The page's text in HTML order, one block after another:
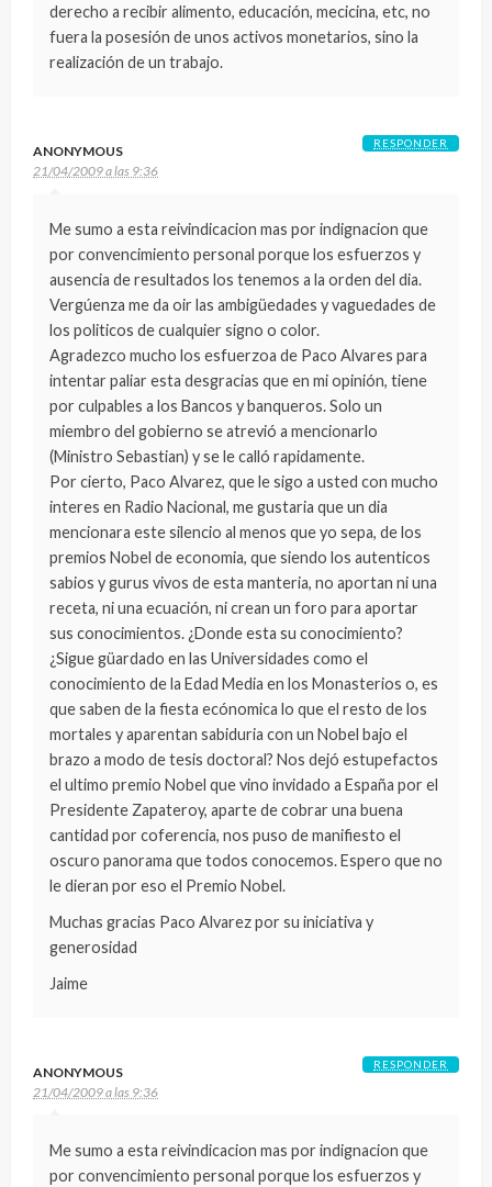
derecho a recibir alimento, educación, mecicina, etc, no
fuera la posesión de unos activos monetarios, sino la
realización de un trabajo.
ANONYMOUS
21/04/2009 a las 9:36
Me sumo a esta reivindicacion mas por indignacion que
por convencimiento personal porque los esfuerzos y
ausencia de resultados los tenemos a la orden del dia.
Vergúenza me da oir las ambigüedades y vaguedades de
los politicos de cualquier signo o color.
Agradezco mucho los esfuerzoa de Paco Alvares para
intentar paliar esta desgracias que en mi opinión, tiene
por culpables a los Bancos y banqueros. Solo un
miembro del gobierno se atrevió a mencionarlo
(Ministro Sebastian) y se le calló rapidamente.
Por cierto, Paco Alvarez, que le sigo a usted con mucho
interes en Radio Nacional, me gustaria que un dia
mencionara este silencio al menos que yo sepa, de los
premios Nobel de economia, que siendo los autenticos
sabios y gurus vivos de esta manteria, no aportan ni una
receta, ni una ecuación, ni crean un foro para aportar
sus conocimientos. ¿Donde esta su conocimiento?
¿Sigue güardado en las Universidades como el
conocimiento de la Edad Media en los Monasterios o, es
que saben de la fiesta ecónomica lo que el resto de los
mortales y aparentan sabiduria con un Nobel bajo el
brazo a modo de tesis doctoral? Nos dejó estupefactos
el ultimo premio Nobel que vino invidado a España por el
Presidente Zapateroy, aparte de cobrar una buena
cantidad por coferencia, nos puso de manifiesto el
oscuro panorama que todos conocemos. Espero que no
le dieran por eso el Premio Nobel.
Muchas gracias Paco Alvarez por su iniciativa y
generosidad
Jaime
RESPONDER
ANONYMOUS
21/04/2009 a las 9:36
Me sumo a esta reivindicacion mas por indignacion que
por convencimiento personal porque los esfuerzos y
RESPONDER